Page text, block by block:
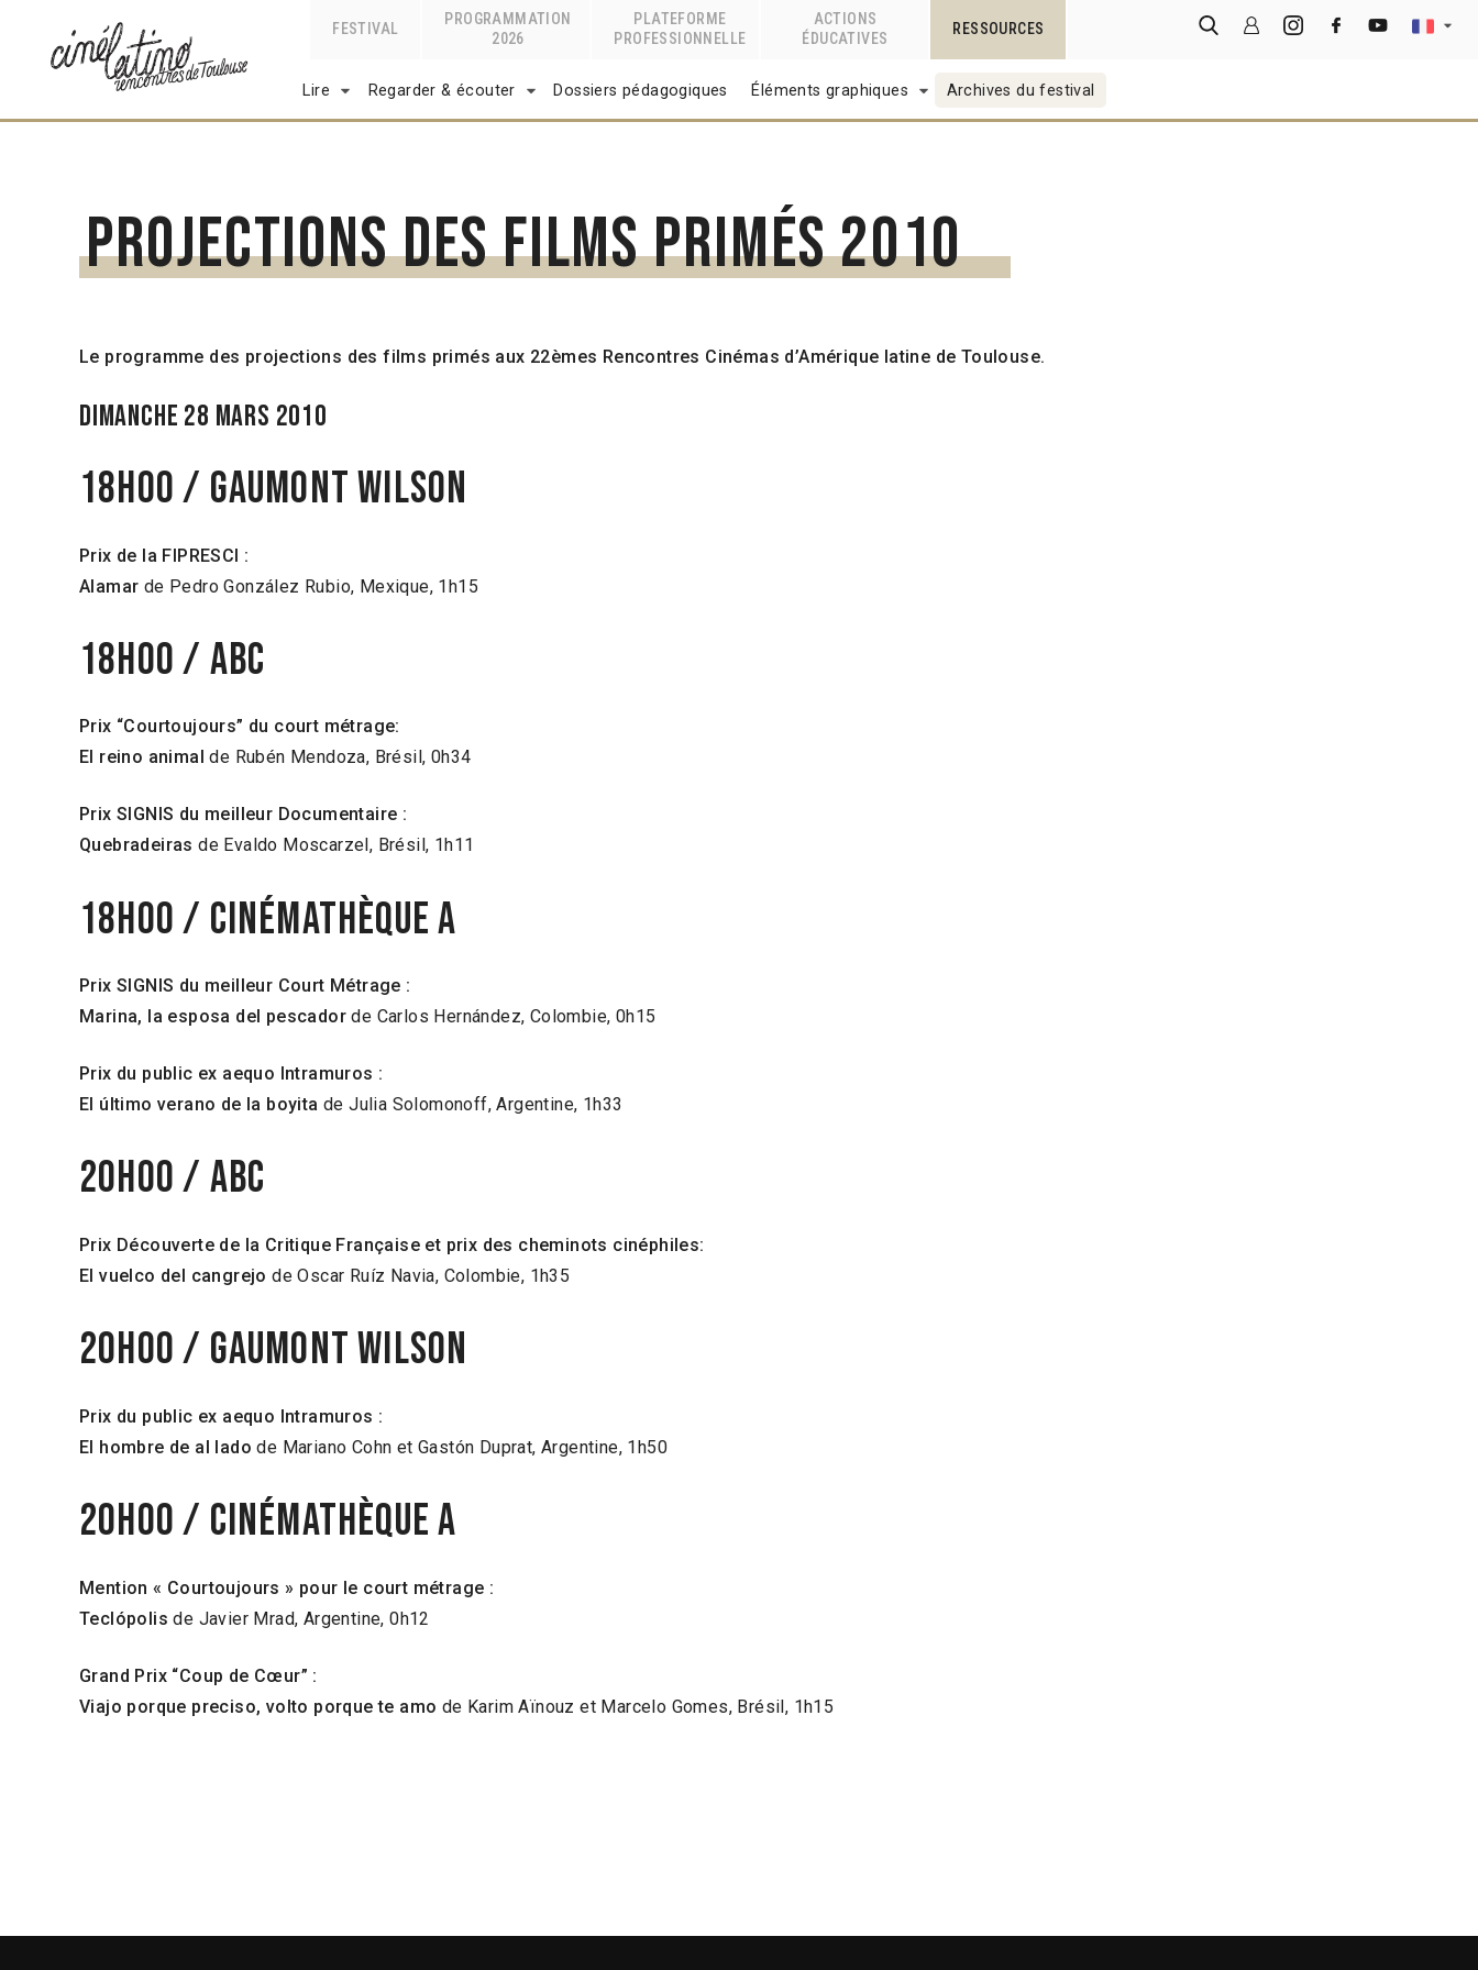
FESTIVAL
PROGRAMMATION
2026
PLATEFORME
PROFESSIONNELLE
ACTIONS
ÉDUCATIVES
RESSOURCES
Lire Regarder & écouter Dossiers pédagogiques Éléments graphiques Archives du festival
Projections des films primés 2010
Le programme des projections des films primés aux 22èmes Rencontres Cinémas d’Amérique latine de Toulouse.
Dimanche 28 mars 2010
18h00 / Gaumont Wilson
Prix de la FIPRESCI :
Alamar de Pedro González Rubio, Mexique, 1h15
18h00 / ABC
Prix “Courtoujours” du court métrage:
El reino animalde Rubén Mendoza, Brésil, 0h34
Prix SIGNIS du meilleur Documentaire :
Quebradeiras de Evaldo Moscarzel, Brésil, 1h11
18h00 / Cinémathèque A
Prix SIGNIS du meilleur Court Métrage :
Marina, la esposa del pescador de Carlos Hernández, Colombie, 0h15
Prix du public ex aequo Intramuros :
El último verano de la boyita de Julia Solomonoff, Argentine, 1h33
20h00 / ABC
Prix Découverte de la Critique Française et prix des cheminots cinéphiles:
El vuelco del cangrejode Oscar Ruíz Navia, Colombie, 1h35
20h00 / Gaumont Wilson
Prix du public ex aequo Intramuros :
El hombre de al lado de Mariano Cohn et Gastón Duprat, Argentine, 1h50
20h00 / Cinémathèque A
Mention « Courtoujours » pour le court métrage :
Teclópolis de Javier Mrad, Argentine, 0h12
Grand Prix “Coup de Cœur” :
Viajo porque preciso, volto porque te amo de Karim Aïnouz et Marcelo Gomes, Brésil, 1h15